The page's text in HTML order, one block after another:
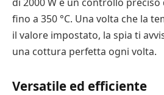
fino a 350 °C. Una volta che la
il valore impostato, la spia ti
una cottura perfetta ogni volta.
Versatile ed efficiente